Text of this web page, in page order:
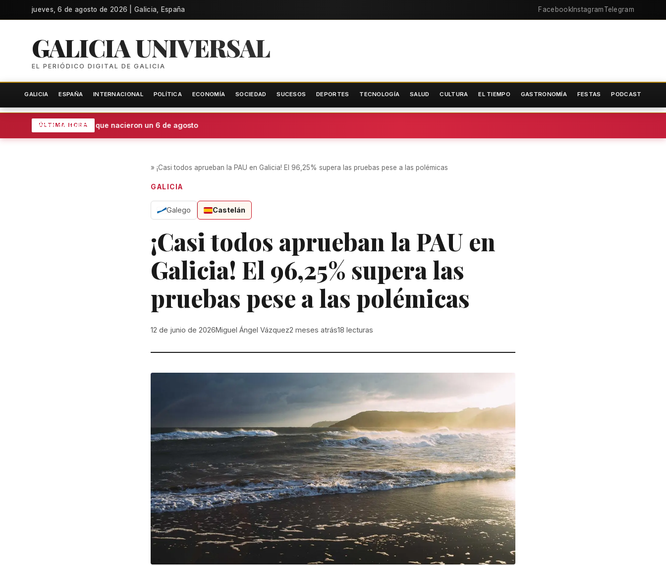
jueves, 6 de agosto de 2026 | Galicia, España FacebookInstagramTelegram
GALICIA UNIVERSAL
EL PERIÓDICO DIGITAL DE GALICIA
GALICIA ESPAÑA INTERNACIONAL POLÍTICA ECONOMÍA SOCIEDAD SUCESOS DEPORTES TECNOLOGÍA SALUD CULTURA EL TIEMPO GASTRONOMÍA FESTAS PODCAST
ÚLTIMA HORA
Voces de Galicia que nacieron un 6 de agosto
» ¡Casi todos aprueban la PAU en Galicia! El 96,25% supera las pruebas pese a las polémicas
GALICIA
Galego Castelán
¡Casi todos aprueban la PAU en
Galicia! El 96,25% supera las
pruebas pese a las polémicas
12 de junio de 2026Miguel Ángel Vázquez2 meses atrás18 lecturas